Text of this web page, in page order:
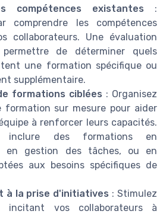
compétences existantes :
comprendre les compétences
collaborateurs. Une évaluation
de déterminer quels
une formation spécifique ou
supplémentaire.
formations ciblées : Organisez
formation sur mesure pour aider
à renforcer leurs capacités.
inclure des formations en
en gestion des tâches, ou en
aux besoins spécifiques de
à la prise d'initiatives : Stimulez
incitant vos collaborateurs à